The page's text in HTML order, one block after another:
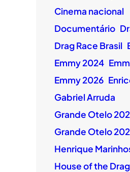
Cinema nacional
Documentário
Drag Race Brasil
Emmy 2024
Emmy 2026
Gabriel Arruda
Grande Otelo
Grande Otelo
Henrique
House of the